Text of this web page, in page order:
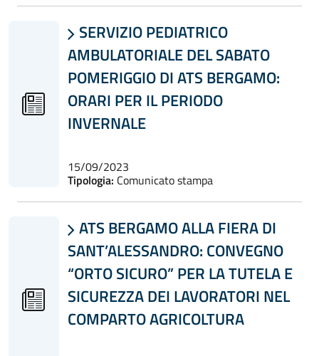
 SERVIZIO PEDIATRICO
AMBULATORIALE DEL SABATO
POMERIGGIO DI ATS BERGAMO:
ORARI PER IL PERIODO
INVERNALE
15/09/2023
Tipologia: Comunicato stampa
 ATS BERGAMO ALLA FIERA DI
SANT’ALESSANDRO: CONVEGNO
“ORTO SICURO” PER LA TUTELA E
SICUREZZA DEI LAVORATORI NEL
COMPARTO AGRICOLTURA